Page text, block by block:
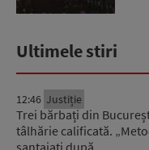
Ultimele stiri
12:46 Justiție
Trei bărbați din
tâlhărie calificată.
șantajați după…